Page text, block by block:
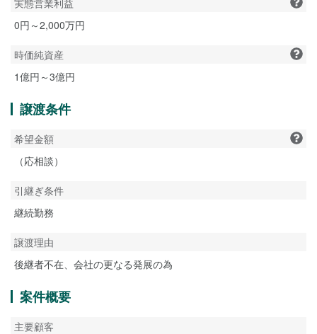
実態営業利益
0円～2,000万円
時価純資産
1億円～3億円
譲渡条件
希望金額
（応相談）
引継ぎ条件
継続勤務
譲渡理由
後継者不在、会社の更なる発展の為
案件概要
主要顧客